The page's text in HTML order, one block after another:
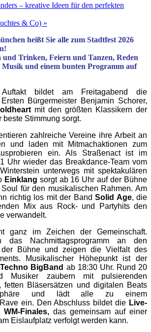
– kreative Ideen für den perfekten
& Co) »
heißt Sie alle zum Stadtfest 2026
und Trinken, Feiern und Tanzen, Reden
und einem bunten Programm auf
bildet am Freitagabend die
Bürgermeister Benjamin Schorer,
mit den größten Klassikern der
beste Stimmung sorgt.
zahlreiche Vereine ihre Arbeit an
und laden mit Mitmachaktionen zum
ein. Als Straßenact ist im
Uhr wieder das Breakdance-Team vom
unterwegs mit spektakulären
Einklang sorgt ab 16 Uhr auf der Bühne
für den musikalischen Rahmen. Am
richtig los mit der BandSolid Age, die
Mix aus Rock- und Partyhits den
verwandelt.
ganz im Zeichen der Gemeinschaft.
das Nachmittagsprogramm an den
Bühne und zeigen die Vielfalt des
Musikalischer Höhepunkt ist der
BigBand ab 18:30 Uhr. Rund 20
Musiker zaubern mit pulsierenden
fetten Bläsersätzen und digitalen Beats
und lädt alle zu einem
ein. Den Abschluss bildet die Live-
Finales, das gemeinsam auf einer
Eislaufplatz verfolgt werden kann.